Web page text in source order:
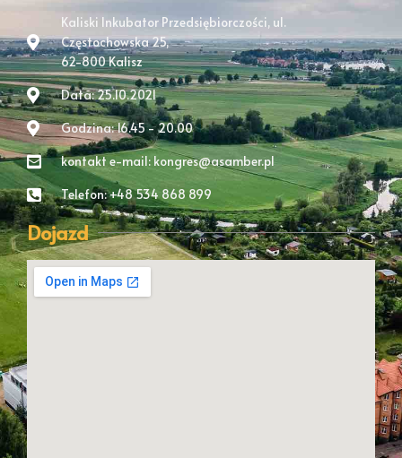
Kaliski Inkubator Przedsiębiorczości, ul.
Częstochowska 25,
62-800 Kalisz
Data: 25.10.2021
Godzina: 16.45 - 20.00
kontakt e-mail: kongres@asamber.pl
Telefon: +48 534 868 899
Dojazd